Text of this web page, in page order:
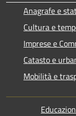
Anagrafe e
Cultura e
Imprese e
Catasto e
Mobilità e